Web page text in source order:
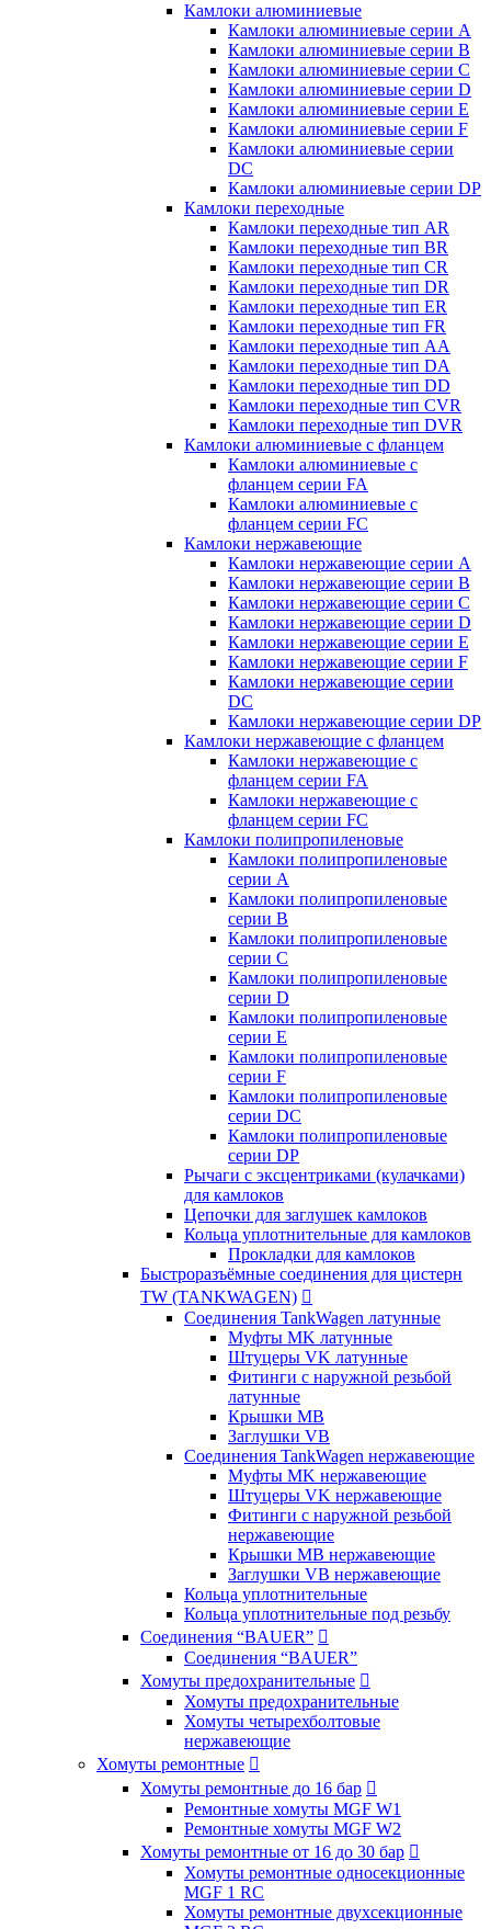
Камлоки алюминиевые
Камлоки алюминиевые серии А
Камлоки алюминиевые серии B
Камлоки алюминиевые серии C
Камлоки алюминиевые серии D
Камлоки алюминиевые серии E
Камлоки алюминиевые серии F
Камлоки алюминиевые серии
DC
Камлоки алюминиевые серии DP
Камлоки переходные
Камлоки переходные тип AR
Камлоки переходные тип BR
Камлоки переходные тип CR
Камлоки переходные тип DR
Камлоки переходные тип ER
Камлоки переходные тип FR
Камлоки переходные тип AA
Камлоки переходные тип DA
Камлоки переходные тип DD
Камлоки переходные тип CVR
Камлоки переходные тип DVR
Камлоки алюминиевые с фланцем
Камлоки алюминиевые с
фланцем серии FA
Камлоки алюминиевые с
фланцем серии FC
Камлоки нержавеющие
Камлоки нержавеющие серии А
Камлоки нержавеющие серии В
Камлоки нержавеющие серии C
Камлоки нержавеющие серии D
Камлоки нержавеющие серии E
Камлоки нержавеющие серии F
Камлоки нержавеющие серии
DC
Камлоки нержавеющие серии DP
Камлоки нержавеющие с фланцем
Камлоки нержавеющие с
фланцем серии FA
Камлоки нержавеющие с
фланцем серии FC
Камлоки полипропиленовые
Камлоки полипропиленовые
серии А
Камлоки полипропиленовые
серии B
Камлоки полипропиленовые
серии C
Камлоки полипропиленовые
серии D
Камлоки полипропиленовые
серии Е
Камлоки полипропиленовые
серии F
Камлоки полипропиленовые
серии DC
Камлоки полипропиленовые
серии DP
Рычаги с эксцентриками (кулачками)
для камлоков
Цепочки для заглушек камлоков
Кольца уплотнительные для камлоков
Прокладки для камлоков
Быстроразъёмные соединения для цистерн
TW (TANKWAGEN) 
Соединения TankWagen латунные
Муфты MK латунные
Штуцеры VK латунные
Фитинги с наружной резьбой
латунные
Крышки MB
Заглушки VB
Соединения TankWagen нержавеющие
Муфты MK нержавеющие
Штуцеры VK нержавеющие
Фитинги с наружной резьбой
нержавеющие
Крышки MB нержавеющие
Заглушки VB нержавеющие
Кольца уплотнительные
Кольца уплотнительные под резьбу
Соединения “BAUER” 
Соединения “BAUER”
Хомуты предохранительные 
Хомуты предохранительные
Хомуты четырехболтовые
нержавеющие
Хомуты ремонтные 
Хомуты ремонтные до 16 бар 
Ремонтные хомуты MGF W1
Ремонтные хомуты MGF W2
Хомуты ремонтные от 16 до 30 бар 
Хомуты ремонтные односекционные
MGF 1 RC
Хомуты ремонтные двухсекционные